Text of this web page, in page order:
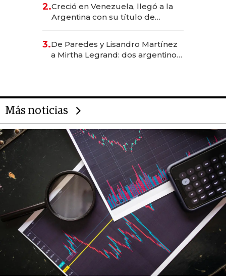
2.Creció en Venezuela, llegó a la
Argentina con su título de
las marcas "fast premium"
3.De Paredes y Lisandro Martínez
a Mirtha Legrand: dos argentinos
Más noticias